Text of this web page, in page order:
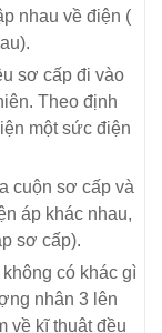
nhau về điện (
sơ cấp đi vào
Theo định
một sức điện
cuộn sơ cấp và
áp khác nhau,
sơ cấp).
có khác gì
nhân 3 lên
về kĩ thuật đều